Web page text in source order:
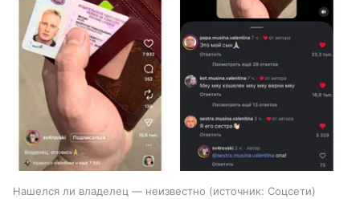
Нашелся ли владелец — неизвестно источник: Соцсети